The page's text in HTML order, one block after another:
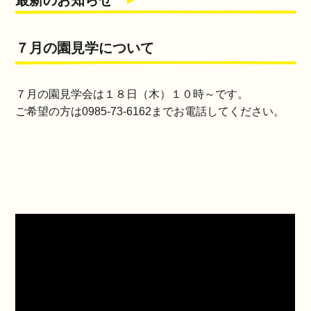
７月の園見学について
７月の園見学会は１８日（木）１０時～です。
ご希望の方は0985‐73‐6162までお電話してください。